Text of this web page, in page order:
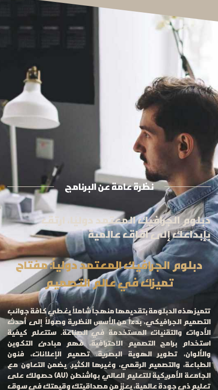
نظرة عامة عن البرنامج
دبلوم الجرافيك المعتمد دوليًا، ارتقِ
بإبداعك إلى آفاق عالمية
دبلوم الجرافيك المعتمد دولياً: مفتاح
تميزك في عالم التصميم
تتميز هذه الدبلومة بتقديمها منهجاً شاملاً يغطي كافة جوانب
التصميم الجرافيكي، بدءاً من الأسس النظرية وصولاً إلى أحدث
الأدوات والتقنيات المستخدمة في الصناعة. ستتعلم كيفية
استخدام برامج التصميم الاحترافية، فهم مبادئ التكوين
والألوان، تطوير الهوية البصرية، تصميم الإعلانات، فنون
الطباعة، والتصميم الرقمي، وغيرها الكثير. يضمن التعاون مع
الجامعة الأمريكية للتعليم العالي بواشنطن (AU) حصولك على
تعليم ذي جودة عالمية، يعزز من مصداقيتك وقيمتك في سوق